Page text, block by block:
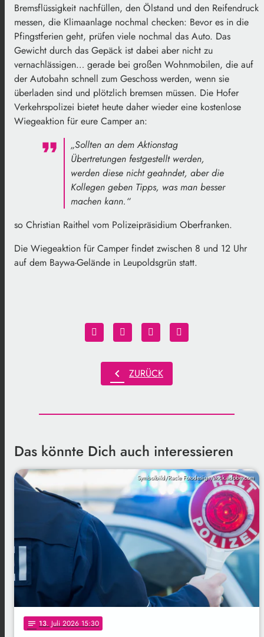
Bremsflüssigkeit nachfüllen, den Ölstand und den Reifendruck
messen, die Klimaanlage nochmal checken: Bevor es in die
Pfingstferien geht, prüfen viele nochmal das Auto. Das
Gewicht durch das Gepäck ist dabei aber nicht zu
vernachlässigen… gerade bei großen Wohnmobilen, die auf
der Autobahn schnell zum Geschoss werden, wenn sie
überladen sind und plötzlich bremsen müssen. Die Hofer
Verkehrspolizei bietet heute daher wieder eine kostenlose
Wiegeaktion für eure Camper an:
„Sollten an dem Aktionstag
Übertretungen festgestellt werden,
werden diese nicht geahndet, aber die
Kollegen geben Tipps, was man besser
machen kann.“
so Christian Raithel vom Polizeipräsidium Oberfranken.
Die Wiegeaktion für Camper findet zwischen 8 und 12 Uhr
auf dem Baywa-Gelände in Leupoldsgrün statt.
chevron_left ZURÜCK
Das könnte Dich auch interessieren
Symbolbild/Racle Fotodesign/stock.adobe.com
notes 13. Juli 2026 15:30